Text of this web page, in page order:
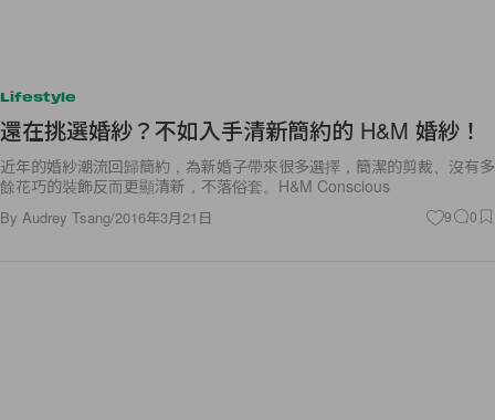
Lifestyle
還在挑選婚紗？不如入手清新簡約的 H&M 婚紗！
近年的婚紗潮流回歸簡約，為新婚子帶來很多選擇，簡潔的剪裁、沒有多
餘花巧的裝飾反而更顯清新，不落俗套。H&M Conscious
By Audrey Tsang/2016年3月21日 9 0